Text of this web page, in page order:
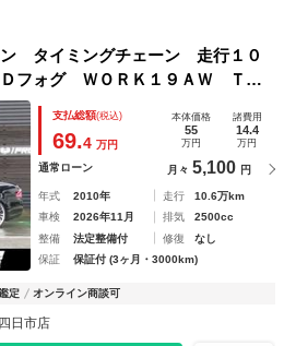
タイミングチェーン 走行１０
フォグ ＷＯＲＫ１９ＡＷ ＴＥ
シートカバ ＨＤＤナビＴＶＢ
クルコン ＵＳＢ スマートキ保
支払総額(税込)
69.4 万円
本体価格
55
万円
諸費用
14.4
万円
通常ローン 月々 5,100 円
年式 2010年 走行
10.6万km
車検
2026年11月 排気
2500cc
整備
法定整備付 修復
なし
保証
保証付 (3ヶ月・3000km)
定 オンライン商談可
日市店